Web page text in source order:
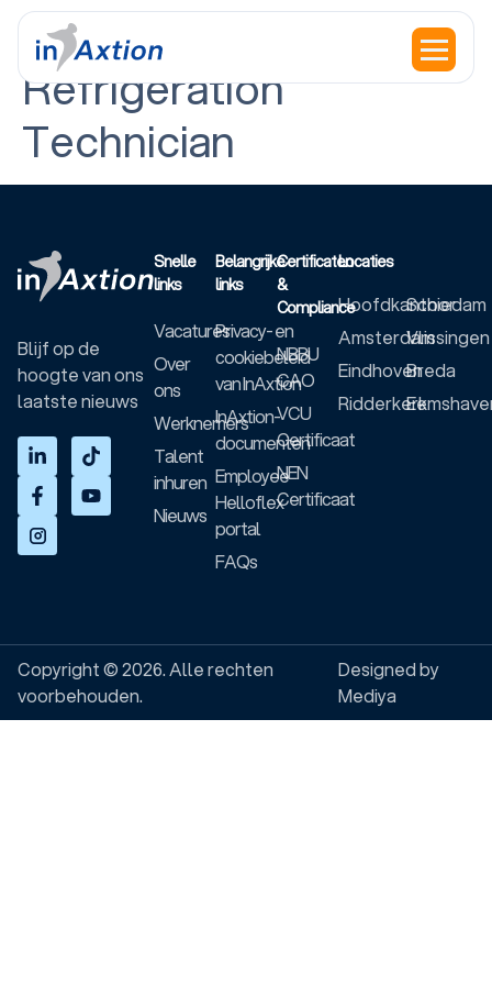
Function Type:
HVAC
Refrigeration
Technician
Blijf op de
hoogte van ons
laatste nieuws
Snelle
links
Vacatures
Over
ons
Werknemers
Talent
inhuren
Nieuws
Belangrijke
links
Privacy- en
cookiebeleid
van InAxtion
InAxtion-
documenten
Employee
Helloflex
portal
FAQs
Certificaten
&
Compliance
NBBU
CAO
VCU
Certificaat
NEN
Certificaat
Locaties
Hoofdkantoor
Amsterdam
Eindhoven
Ridderkerk
Schiedam
Vlissingen
Breda
Copyright © 2026. Alle rechten
voorbehouden.
Designed by
Mediya